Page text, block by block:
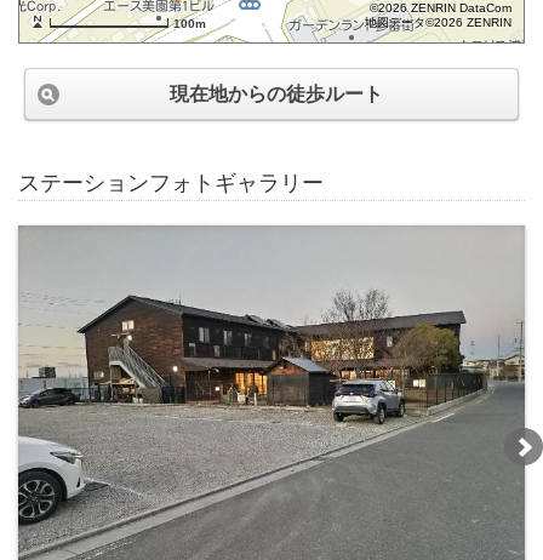
100m
©2026 ZENRIN DataCom
地図データ©2026 ZENRIN
現在地からの徒歩ルート
ステーションフォトギャラリー